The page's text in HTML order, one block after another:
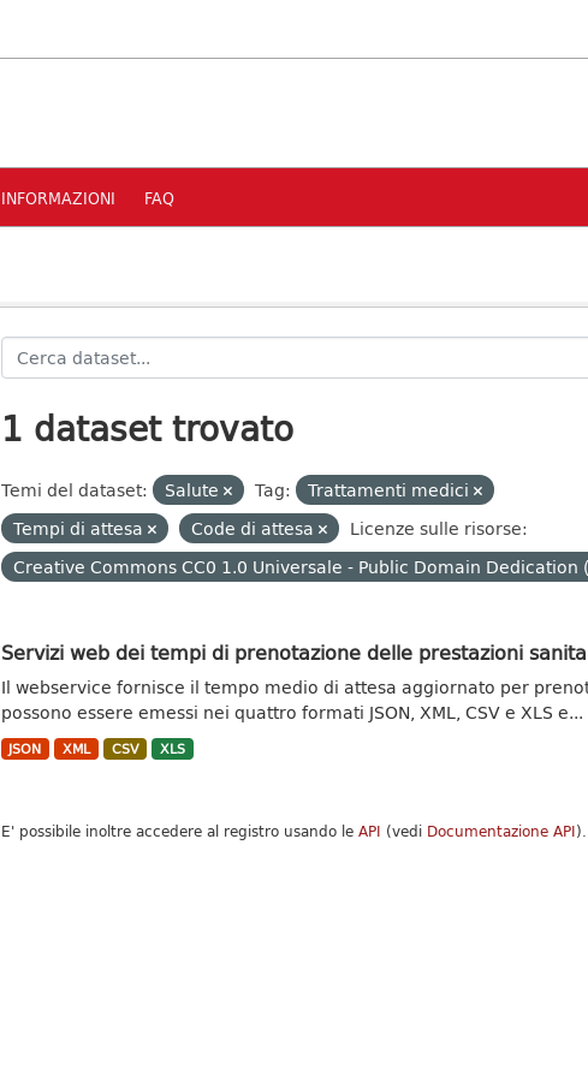
INFORMAZIONI FAQ
1 dataset trovato
Temi del dataset: Salute Tag:
Trattamenti medici
Tempi di attesa
Code di attesa
Licenze sulle risorse:
Creative Commons CC0 1.0 Universale - Public Domain Dedication
Servizi web dei tempi di prenotazione delle prestazioni
Il webservice fornisce il tempo medio di attesa aggiornato per
possono essere emessi nei quattro formati JSON, XML, CSV e XLS e...
JSON XML CSV XLS
E' possibile inoltre accedere al registro usando le API (vedi Documentazione API).